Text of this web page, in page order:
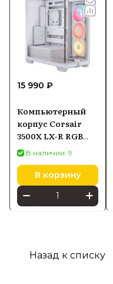
15 990 ₽
Компьютерный
корпус Corsair
3500X LX-R RGB
iCUE LINK Белый
В наличии: 9
В корзину
Назад к списку